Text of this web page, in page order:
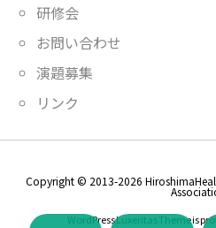
研修会
お問い合わせ
演題募集
リンク
Copyright © 2013-2026
WordPress Luxeritas Theme is